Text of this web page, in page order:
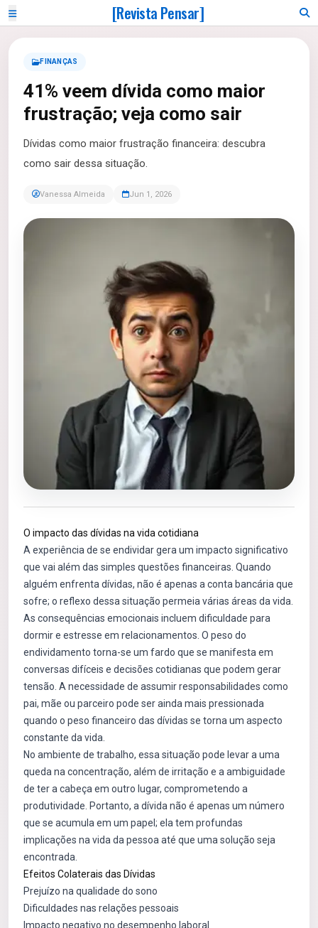
[Revista Pensar]
FINANÇAS
41% veem dívida como maior
frustração; veja como sair
Dívidas como maior frustração financeira: descubra
como sair dessa situação.
Vanessa Almeida Jun 1, 2026
O impacto das dívidas na vida cotidiana
A experiência de se endividar gera um impacto significativo
que vai além das simples questões financeiras. Quando
alguém enfrenta dívidas, não é apenas a conta bancária que
sofre; o reflexo dessa situação permeia várias áreas da vida.
As consequências emocionais incluem dificuldade para
dormir e estresse em relacionamentos. O peso do
endividamento torna-se um fardo que se manifesta em
conversas difíceis e decisões cotidianas que podem gerar
tensão. A necessidade de assumir responsabilidades como
pai, mãe ou parceiro pode ser ainda mais pressionada
quando o peso financeiro das dívidas se torna um aspecto
constante da vida.
No ambiente de trabalho, essa situação pode levar a uma
queda na concentração, além de irritação e a ambiguidade
de ter a cabeça em outro lugar, comprometendo a
produtividade. Portanto, a dívida não é apenas um número
que se acumula em um papel; ela tem profundas
implicações na vida da pessoa até que uma solução seja
encontrada.
Efeitos Colaterais das Dívidas
Prejuízo na qualidade do sono
Dificuldades nas relações pessoais
Impacto negativo no desempenho laboral